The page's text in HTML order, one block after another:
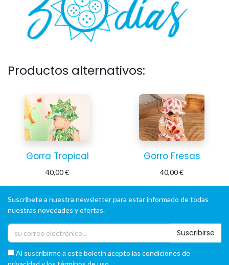
Productos alternativos:
Gorra Tropical
40,00€
Gorro Fresas
40,00€
Suscríbete a nuestra newsletter para estar informado de todas
nuestras novedades y ofertas.
Suscribirse
Al suscribirme a este boletín acepto las condiciones de